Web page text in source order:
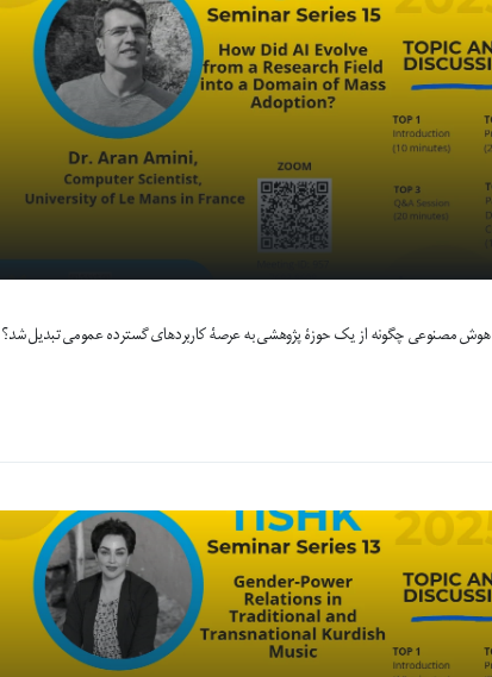
هوش مصنوعی چگونه از یک حوزۀ پژوهشی به عرصۀ کاربردهای گسترده عمومی تبدیل شد؟